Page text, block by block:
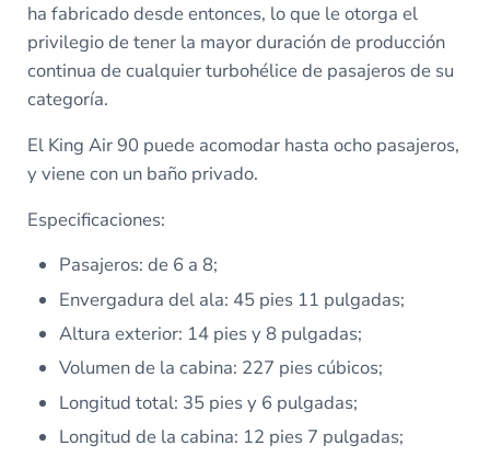
ha fabricado desde entonces, lo que le otorga el
privilegio de tener la mayor duración de producción
continua de cualquier turbohélice de pasajeros de su
categoría.
El King Air 90 puede acomodar hasta ocho pasajeros,
y viene con un baño privado.
Especificaciones:
Pasajeros: de 6 a 8;
Envergadura del ala: 45 pies 11 pulgadas;
Altura exterior: 14 pies y 8 pulgadas;
Volumen de la cabina: 227 pies cúbicos;
Longitud total: 35 pies y 6 pulgadas;
Longitud de la cabina: 12 pies 7 pulgadas;